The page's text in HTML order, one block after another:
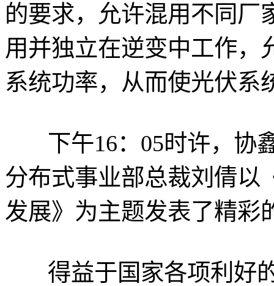
的要求，允许混用不同厂
用并独立在逆变中工作，
系统功率，从而使光伏系
下午16：05时许，协
分布式事业部总裁刘倩以
发展》为主题发表了精彩
得益于国家各项利好的